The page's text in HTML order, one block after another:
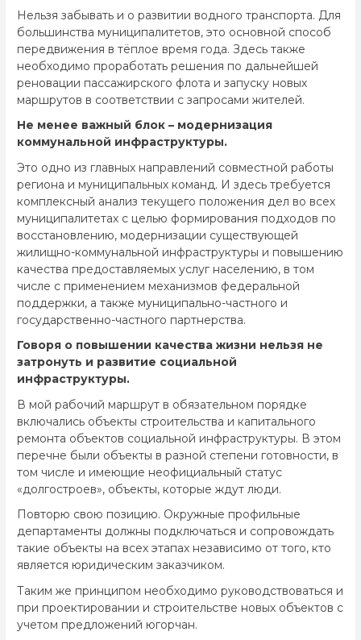
Нельзя забывать и о развитии водного транспорта. Для
большинства муниципалитетов, это основной способ
передвижения в тёплое время года. Здесь также
необходимо проработать решения по дальнейшей
реновации пассажирского флота и запуску новых
маршрутов в соответствии с запросами жителей.
Не менее важный блок – модернизация
коммунальной инфраструктуры.
Это одно из главных направлений совместной работы
региона и муниципальных команд. И здесь требуется
комплексный анализ текущего положения дел во всех
муниципалитетах с целью формирования подходов по
восстановлению, модернизации существующей
жилищно-коммунальной инфраструктуры и повышению
качества предоставляемых услуг населению, в том
числе с применением механизмов федеральной
поддержки, а также муниципально-частного и
государственно-частного партнерства.
Говоря о повышении качества жизни нельзя не
затронуть и развитие социальной
инфраструктуры.
В мой рабочий маршрут в обязательном порядке
включались объекты строительства и капитального
ремонта объектов социальной инфраструктуры. В этом
перечне были объекты в разной степени готовности, в
том числе и имеющие неофициальный статус
«долгостроев», объекты, которые ждут люди.
Повторю свою позицию. Окружные профильные
департаменты должны подключаться и сопровождать
такие объекты на всех этапах независимо от того, кто
является юридическим заказчиком.
Таким же принципом необходимо руководствоваться и
при проектировании и строительстве новых объектов с
учетом предложений югорчан.